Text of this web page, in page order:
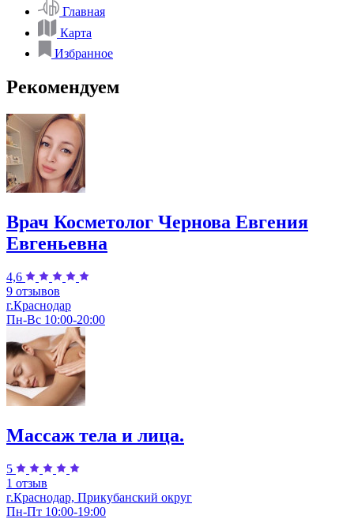
Главная
Карта
Избранное
Рекомендуем
Врач Косметолог Чернова Евгения
Евгеньевна
4,6
9 отзывов
г.Краснодар
Пн-Вс 10:00-20:00
Массаж тела и лица.
5
1 отзыв
г.Краснодар, Прикубанский округ
Пн-Пт 10:00-19:00